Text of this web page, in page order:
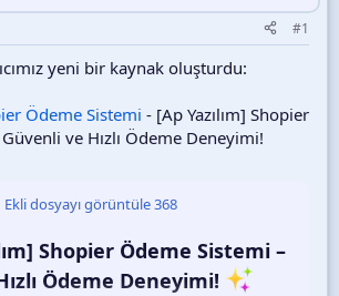
#1
yeni bir kaynak oluşturdu:
Ödeme Sistemi - [Ap Yazılım] Shopier
ve Hızlı Ödeme Deneyimi!
Ekli dosyayı görüntüle 368
Shopier Ödeme Sistemi –
Ödeme Deneyimi!